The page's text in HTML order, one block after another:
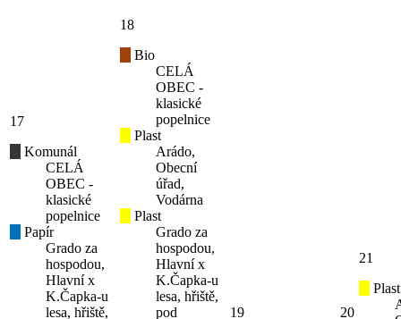
17
Komunál
CELÁ
OBEC -
klasické
popelnice
Papír
Grado za
hospodou,
Hlavní x
K.Čapka-u
lesa, hřiště,
18
Bio
CELÁ
OBEC -
klasické
popelnice
Plast
Arádo,
Obecní
úřad,
Vodárna
Plast
Grado za
hospodou,
Hlavní x
K.Čapka-u
lesa, hřiště,
pod
19 20
21
Plast